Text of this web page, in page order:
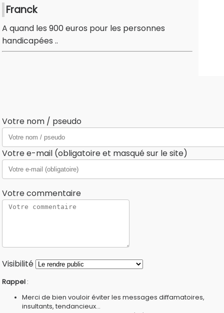
Franck
A quand les 900 euros pour les personnes
handicapées ..
Votre nom / pseudo
Votre e-mail (obligatoire et masqué sur le site)
Votre commentaire
Visibilité
Rappel :
Merci de bien vouloir éviter les messages diffamatoires,
insultants, tendancieux...